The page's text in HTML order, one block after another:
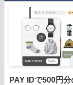
PAY IDで500円